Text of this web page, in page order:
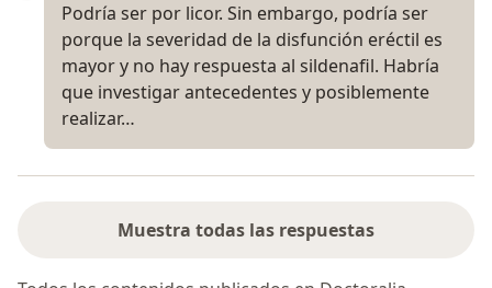
Podría ser por licor. Sin embargo, podría ser
porque la severidad de la disfunción eréctil es
mayor y no hay respuesta al sildenafil. Habría
que investigar antecedentes y posiblemente
realizar…
Muestra todas las respuestas